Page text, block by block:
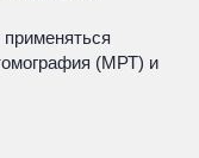
применяться
(МРТ) и